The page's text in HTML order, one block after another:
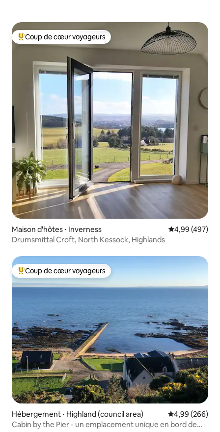
Coups de cœur voyageurs les plus appréciés
Coup de cœur voyageurs
Maison d'hôtes ⋅ Inverness Évaluation
4,99 (497)
Drumsmittal Croft, North Kessock, Highlands
Coups de cœur voyageurs les plus appréciés
Coup de cœur voyageurs
Hébergement ⋅ Highland (council area) Évaluation
4,99 (266)
Cabin by the Pier - un emplacement unique en bord de